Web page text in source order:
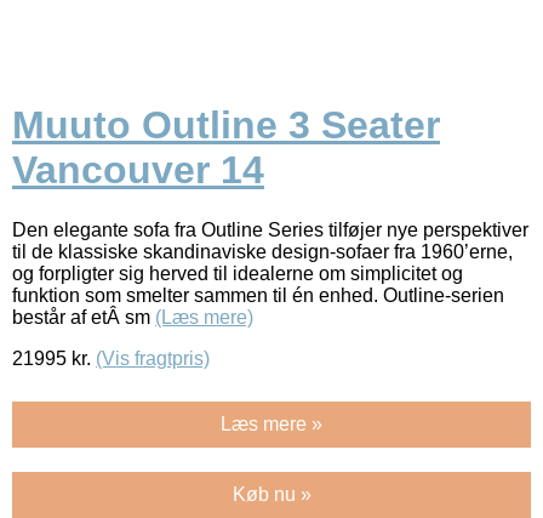
Muuto Outline 3 Seater
Vancouver 14
Den elegante sofa fra Outline Series tilføjer nye perspektiver
til de klassiske skandinaviske design-sofaer fra 1960’erne,
og forpligter sig herved til idealerne om simplicitet og
funktion som smelter sammen til én enhed. Outline-serien
består af etÂ sm (Læs mere)
21995 kr. (Vis fragtpris)
Læs mere »
Køb nu »